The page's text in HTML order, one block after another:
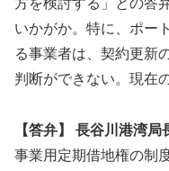
いかがか。特に、ポー
る事業者は、契約更新
判断ができない。現在
【答弁】 長谷川港湾局
事業用定期借地権の制